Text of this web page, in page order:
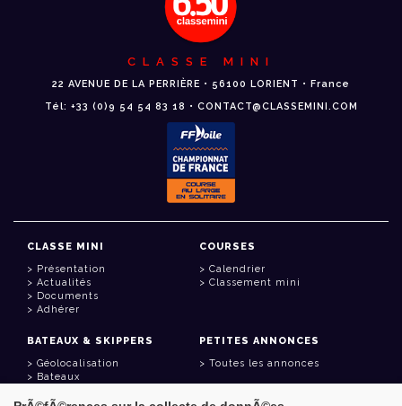
CLASSE MINI
22 AVENUE DE LA PERRIÈRE • 56100 LORIENT • France
Tél: +33 (0)9 54 54 83 18 • CONTACT@CLASSEMINI.COM
CLASSE MINI
Présentation
Actualités
Documents
Adhérer
COURSES
Calendrier
Classement mini
BATEAUX & SKIPPERS
Géolocalisation
Bateaux
PETITES ANNONCES
Toutes les annonces